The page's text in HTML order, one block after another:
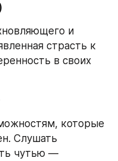
и
страсть к
в своих
которые
Слушать
чутью —